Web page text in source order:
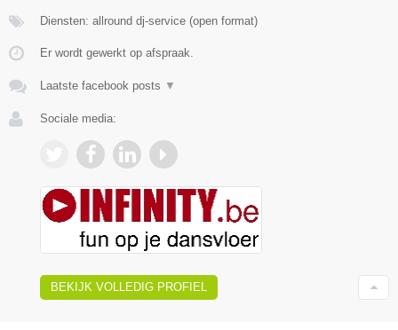
Diensten: allround dj-service (open format)
Er wordt gewerkt op afspraak.
Laatste facebook posts ▼
Sociale media:
BEKIJK VOLLEDIG PROFIEL